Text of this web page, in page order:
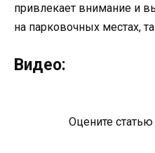
привлекает внимание и
на парковочных местах,
Видео:
Оцените статью